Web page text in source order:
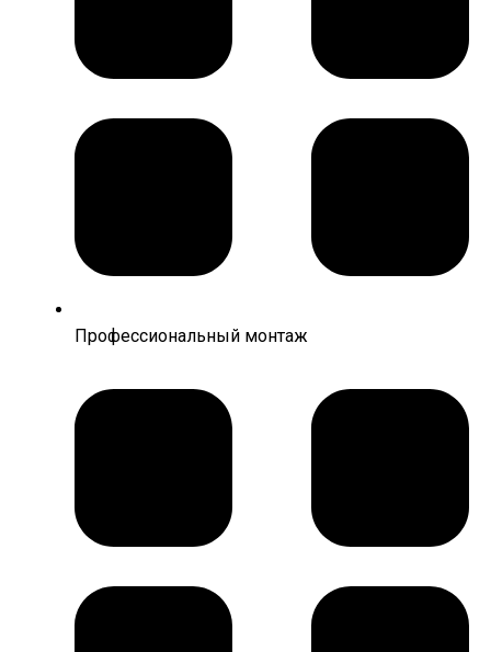
Профессиональный монтаж